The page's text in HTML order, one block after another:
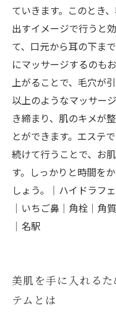
ていきます。このとき
出すイメージで行うと
て、口元から耳の下ま
にマッサージするのも
上がることで、毛穴が
以上のようなマッサー
き締まり、肌のキメが
とができます。エステ
続けて行うことで、お
す。しっかりと時間を
しょう。｜ハイドラフ
｜いちご鼻｜角栓｜角
｜名駅
美肌を手に入れるた
テムとは